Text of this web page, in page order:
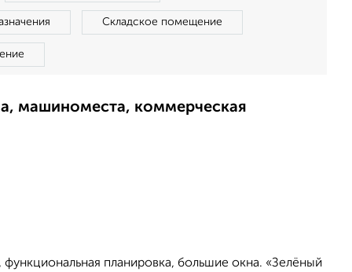
Складское помещение
машиноместа, коммерческая
планировка, большие окна. «Зелёный